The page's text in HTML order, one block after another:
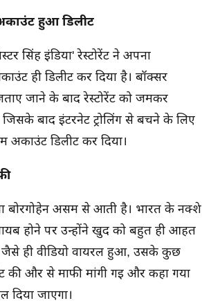
अकाउंट हुआ डिलीट
सिंह इंडिया' रेस्टोरेंट ने अपना
ही डिलीट कर दिया है। बॉक्सर
जाने के बाद रेस्टोरेंट को जमकर
जिसके बाद इंटरनेट ट्रोलिंग से बचने के लिए
अकाउंट डिलीट कर दिया।
बोरगोहेन असम से आती है। भारत के नक्शे
होने पर उन्होंने खुद को बहुत ही आहत
जैसे ही वीडियो वायरल हुआ, उसके कुछ
की और से माफी मांगी गई और कहा गया
दिया जाएगा।